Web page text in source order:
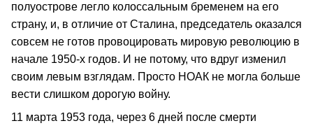
полуострове легло колоссальным бременем на его
страну, и, в отличие от Сталина, председатель оказался
совсем не готов провоцировать мировую революцию в
начале 1950-х годов. И не потому, что вдруг изменил
своим левым взглядам. Просто НОАК не могла больше
вести слишком дорогую войну.
11 марта 1953 года, через 6 дней после смерти